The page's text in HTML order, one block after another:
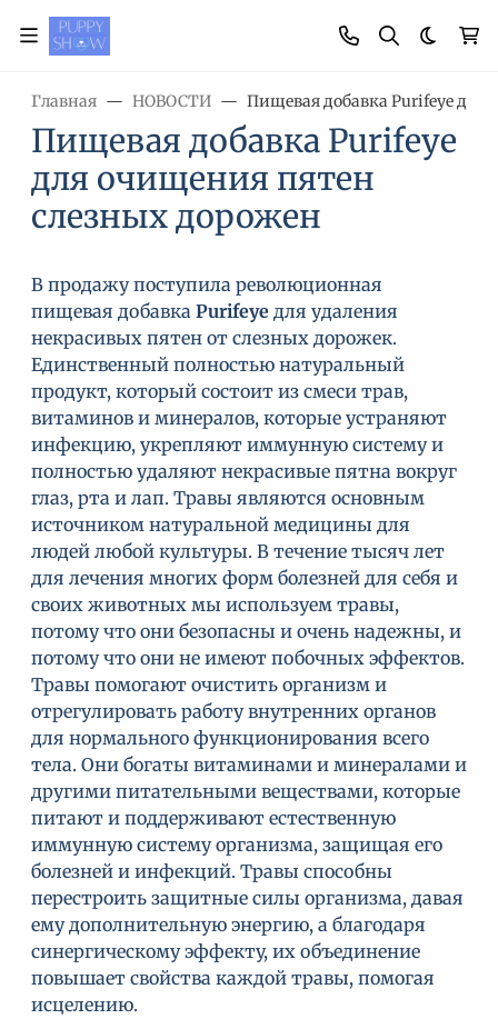
Главная НОВОСТИ Пищевая добавка Purifeye для
Пищевая добавка Purifeye
для очищения пятен
слезных дорожен
В продажу поступила революционная
пищевая добавка Purifeye для удаления
некрасивых пятен от слезных дорожек.
Единственный полностью натуральный
продукт, который состоит из смеси трав,
витаминов и минералов, которые устраняют
инфекцию, укрепляют иммунную систему и
полностью удаляют некрасивые пятна вокруг
глаз, рта и лап. Травы являются основным
источником натуральной медицины для
людей любой культуры. В течение тысяч лет
для лечения многих форм болезней для себя и
своих животных мы используем травы,
потому что они безопасны и очень надежны, и
потому что они не имеют побочных эффектов.
Травы помогают очистить организм и
отрегулировать работу внутренних органов
для нормального функционирования всего
тела. Они богаты витаминами и минералами и
другими питательными веществами, которые
питают и поддерживают естественную
иммунную систему организма, защищая его
болезней и инфекций. Травы способны
перестроить защитные силы организма, давая
ему дополнительную энергию, а благодаря
синергическому эффекту, их объединение
повышает свойства каждой травы, помогая
исцелению.